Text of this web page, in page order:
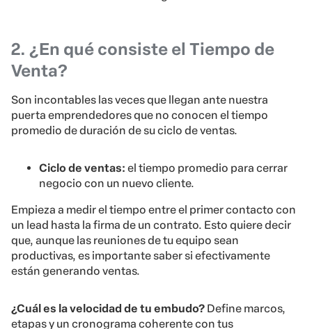
2. ¿En qué consiste el Tiempo de
Venta?
Son incontables las veces que llegan ante nuestra
puerta emprendedores que no conocen el tiempo
promedio de duración de su ciclo de ventas.
Ciclo de ventas: el tiempo promedio para cerrar
negocio con un nuevo cliente.
Empieza a medir el tiempo entre el primer contacto con
un lead hasta la firma de un contrato. Esto quiere decir
que, aunque las reuniones de tu equipo sean
productivas, es importante saber si efectivamente
están generando ventas.
¿Cuál es la velocidad de tu embudo? Define marcos,
etapas y un cronograma coherente con tus